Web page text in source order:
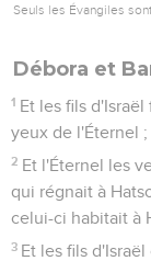
Seuls les Évangiles
Débora et
1 Et les fils
yeux de l'Éternel ;
2 Et l'Éternel les
qui régnait à
celui-ci habitait à
3 Et les fils